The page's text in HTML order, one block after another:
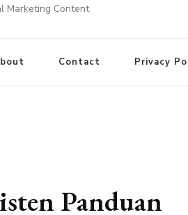
Marketing Content
Contact Privacy
Panduan